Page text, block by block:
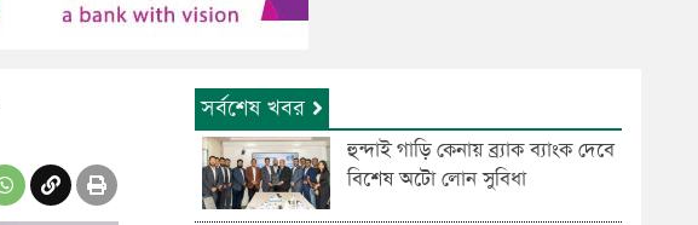
সর্বশেষ খবর
হুন্দাই গাড়ি কেনায় ব্র্যাক ব্যাংক দেবে
বিশেষ অটো লোন সুবিধা